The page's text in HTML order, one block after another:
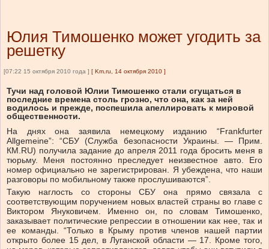
Юлия Тимошенко может угодить за
решетку
[07:22 15 октября 2010 года ] [ Km.ru, 14 октября 2010 ]
Тучи над головой Юлии Тимошенко стали сгущаться в
последние времена столь грозно, что она, как за ней
водилось и прежде, поспешила апеллировать к мировой
общественности.
На днях она заявила немецкому изданию “Frankfurter
Allgemeine”: “СБУ (Служба безопасности Украины. — Прим.
КМ.RU) получила задание до апреля 2011 года бросить меня в
тюрьму. Меня постоянно преследует неизвестное авто. Его
номер официально не зарегистрирован. Я убеждена, что наши
разговоры по мобильному также прослушиваются”.
Такую наглость со стороны СБУ она прямо связала с
соответствующим поручением новых властей страны во главе с
Виктором Януковичем. Именно он, по словам Тимошенко,
заказывает политические репрессии в отношении как нее, так и
ее команды. “Только в Крыму против членов нашей партии
открыто более 15 дел, в Луганской области — 17. Кроме того,